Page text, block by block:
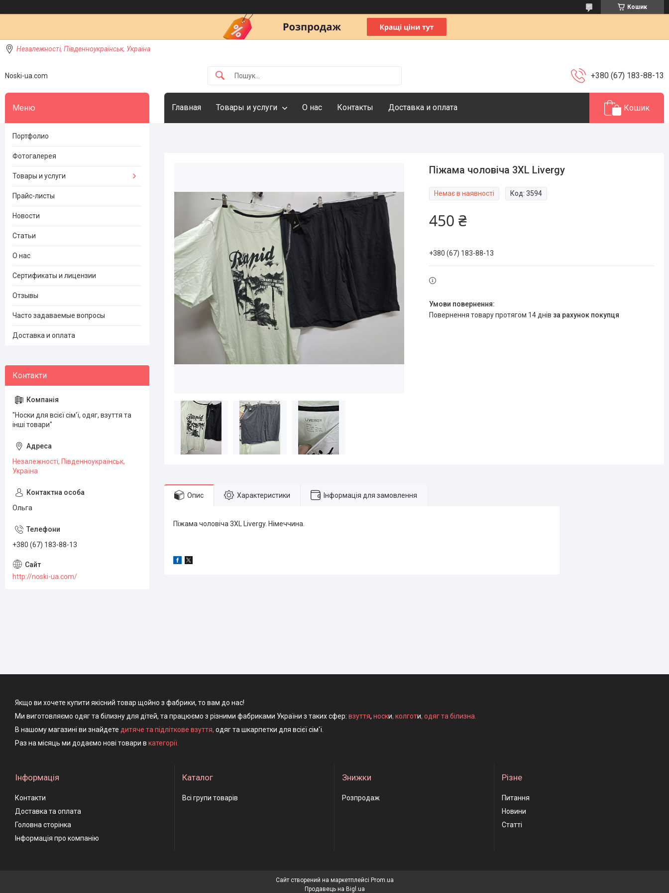
Кошик
Незалежності, Південноукраїнськ, Україна
Noski-ua.com +380 (67) 183-88-13
Главная Товары и услуги О нас Контакты Доставка и оплата Кошик
Піжама чоловіча 3XL Livergy
Немає в наявності Код:3594
450 ₴
+380 (67) 183-88-13
повернення товару протягом 14 днів за рахунок покупця
Опис Характеристики Інформація для замовлення
Піжама чоловіча 3XL Livergy. Німеччина.
Портфолио
Фотогалерея
Товары и услуги
Прайс-листы
Новости
Статьи
О нас
Сертификаты и лицензии
Отзывы
Часто задаваемые вопросы
Доставка и оплата
"Носки для всієї сім'ї, одяг, взуття та
інші товари"
Незалежності, Південноукраїнськ,
Україна
Ольга
+380 (67) 183-88-13
http://noski-ua.com/
Якщо ви хочете купити якісний товар щойно з фабрики, то вам до нас!
Ми виготовляємо одяг та білизну для дітей, та працюємо з різними фабриками України з таких сфер: взуття, носки, колготи, одяг та білизна.
В нашому магазині ви знайдете дитяче та підліткове взуття, одяг та шкарпетки для всієї сім'ї.
Раз на місяць ми додаємо нові товари в категорії.
Інформація
Контакти
Доставка та оплата
Головна сторінка
Інформація про компанію
Каталог
Всі групи товарів
Знижки
Розпродаж
Різне
Питання
Новини
Статті
Сайт створений на маркетплейсі Prom.ua
Продавець на Bigl.ua